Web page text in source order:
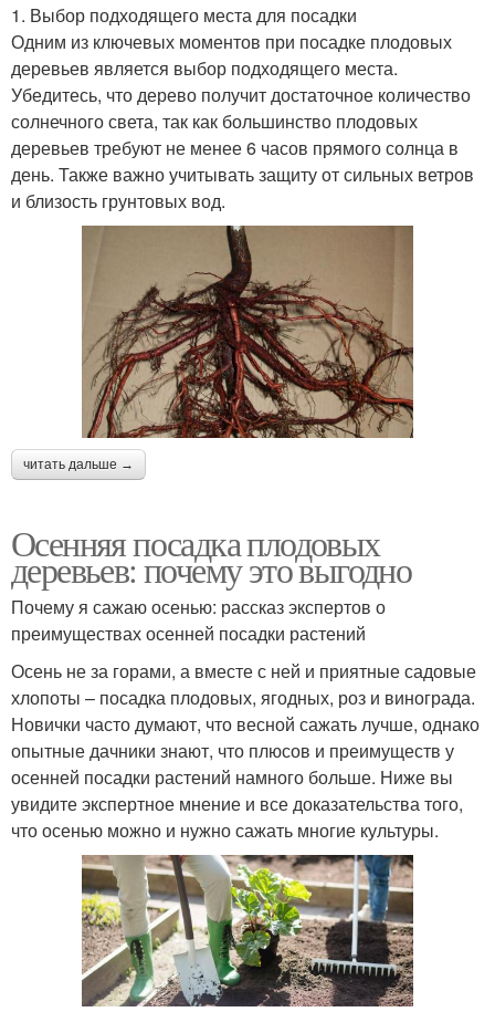
1. Выбор подходящего места для посадки
Одним из ключевых моментов при посадке плодовых
деревьев является выбор подходящего места.
Убедитесь, что дерево получит достаточное количество
солнечного света, так как большинство плодовых
деревьев требуют не менее 6 часов прямого солнца в
день. Также важно учитывать защиту от сильных ветров
и близость грунтовых вод.
читать дальше →
Осенняя посадка плодовых
деревьев: почему это выгодно
Почему я сажаю осенью: рассказ экспертов о
преимуществах осенней посадки растений
Осень не за горами, а вместе с ней и приятные садовые
хлопоты – посадка плодовых, ягодных, роз и винограда.
Новички часто думают, что весной сажать лучше, однако
опытные дачники знают, что плюсов и преимуществ у
осенней посадки растений намного больше. Ниже вы
увидите экспертное мнение и все доказательства того,
что осенью можно и нужно сажать многие культуры.